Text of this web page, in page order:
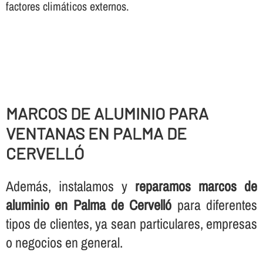
factores climáticos externos.
MARCOS DE ALUMINIO PARA
VENTANAS EN PALMA DE
CERVELLÓ
Además, instalamos y reparamos marcos de
aluminio en Palma de Cervelló para diferentes
tipos de clientes, ya sean particulares, empresas
o negocios en general.